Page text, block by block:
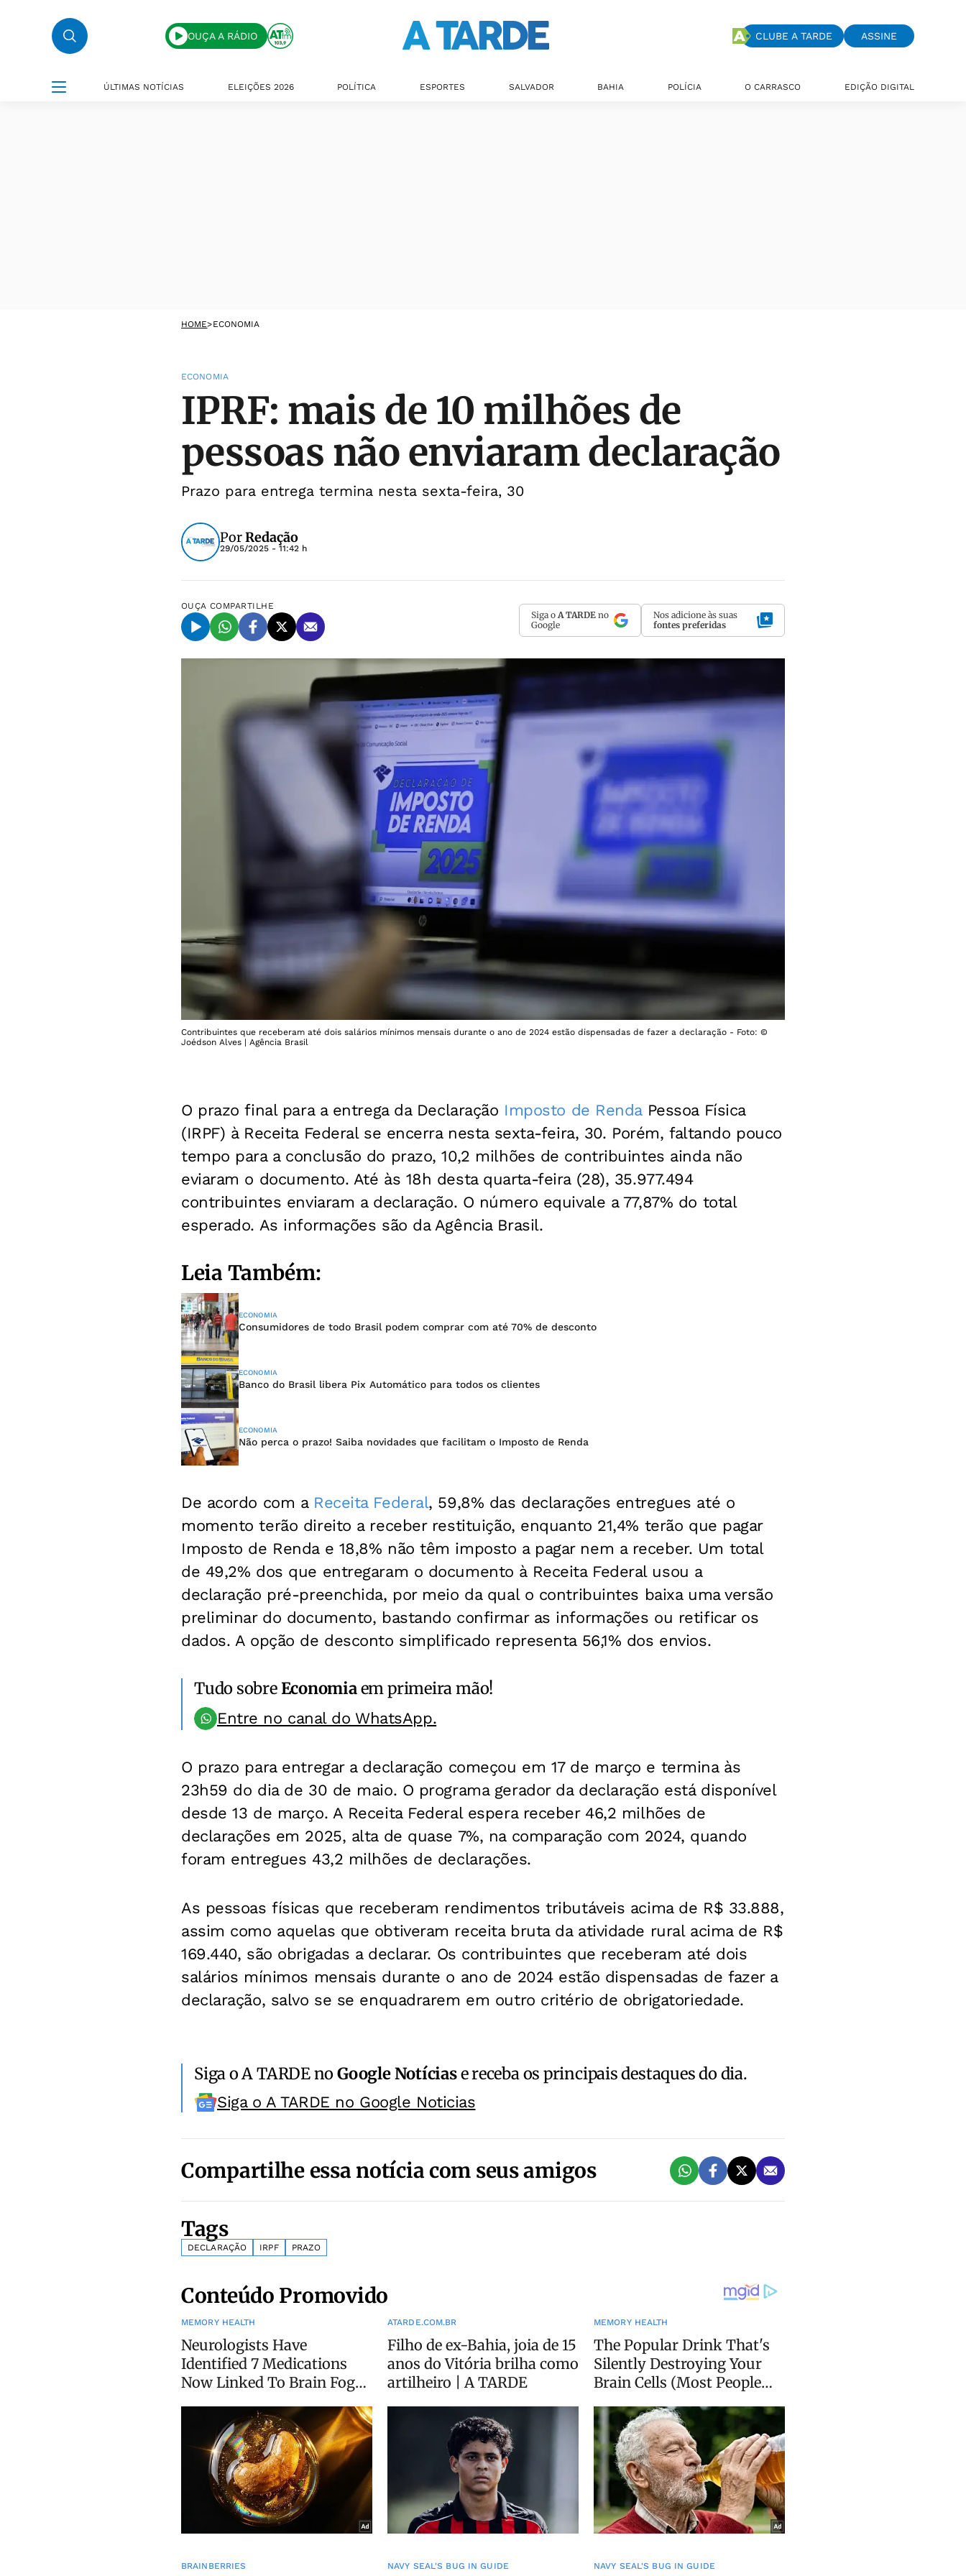
OUÇA A RÁDIO CLUBE A TARDE ASSINE
ÚLTIMAS NOTÍCIAS ELEIÇÕES 2026 POLÍTICA ESPORTES SALVADOR BAHIA POLÍCIA O CARRASCO EDIÇÃO DIGITAL
HOME>ECONOMIA
ECONOMIA
IPRF: mais de 10 milhões de
pessoas não enviaram declaração
Prazo para entrega termina nesta sexta-feira, 30
PorRedação
29/05/2025 - 11:42 h
OUÇA COMPARTILHE
Siga o A TARDE no
Google
Nos adicione às suas
fontes preferidas
Contribuintes que receberam até dois salários mínimos mensais durante o ano de 2024 estão dispensadas de fazer a declaração - Foto: ©
Joédson Alves | Agência Brasil
O prazo final para a entrega da Declaração Imposto de RendaPessoa Física
(IRPF) à Receita Federal se encerra nesta sexta-feira, 30. Porém, faltando pouco
tempo para a conclusão do prazo, 10,2 milhões de contribuintes ainda não
eviaram o documento. Até às 18h desta quarta-feira (28), 35.977.494
contribuintes enviaram a declaração. O número equivale a 77,87% do total
esperado. As informações são da Agência Brasil.
Leia Também:
ECONOMIA
Consumidores de todo Brasil podem comprar com até 70% de desconto
ECONOMIA
Banco do Brasil libera Pix Automático para todos os clientes
ECONOMIA
Não perca o prazo! Saiba novidades que facilitam o Imposto de Renda
De acordo com a Receita Federal, 59,8% das declarações entregues até o
momento terão direito a receber restituição, enquanto 21,4% terão que pagar
Imposto de Renda e 18,8% não têm imposto a pagar nem a receber. Um total
de 49,2% dos que entregaram o documento à Receita Federal usou a
declaração pré-preenchida, por meio da qual o contribuintes baixa uma versão
preliminar do documento, bastando confirmar as informações ou retificar os
dados. A opção de desconto simplificado representa 56,1% dos envios.
Tudo sobreEconomiaem primeira mão!
Entre no canal do WhatsApp.
O prazo para entregar a declaração começou em 17 de março e termina às
23h59 do dia de 30 de maio. O programa gerador da declaração está disponível
desde 13 de março. A Receita Federal espera receber 46,2 milhões de
declarações em 2025, alta de quase 7%, na comparação com 2024, quando
foram entregues 43,2 milhões de declarações.
As pessoas físicas que receberam rendimentos tributáveis acima de R$ 33.888,
assim como aquelas que obtiveram receita bruta da atividade rural acima de R$
169.440, são obrigadas a declarar. Os contribuintes que receberam até dois
salários mínimos mensais durante o ano de 2024 estão dispensadas de fazer a
declaração, salvo se se enquadrarem em outro critério de obrigatoriedade.
Siga o A TARDE noGoogle Notíciase receba os principais destaques do dia.
Siga o A TARDE no Google Noticias
Compartilhe essa notícia com seus amigos
Tags
DECLARAÇÃO IRPF PRAZO